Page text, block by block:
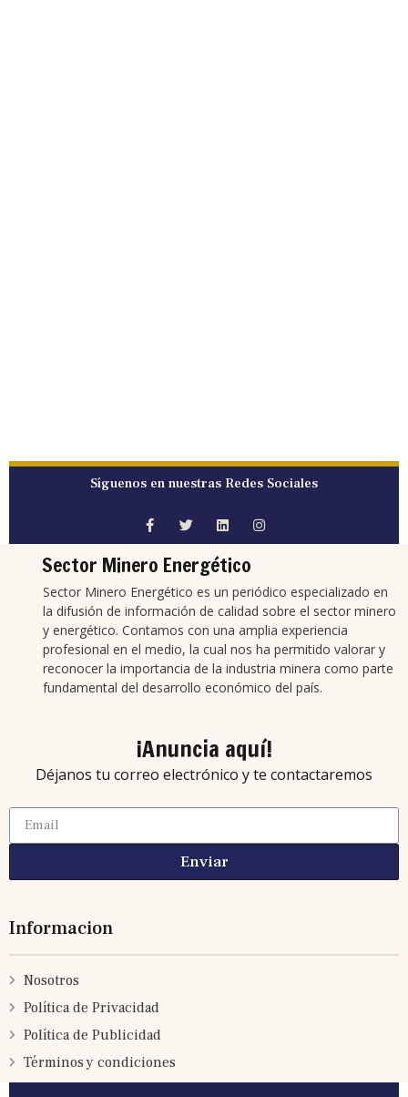
Síguenos en nuestras Redes Sociales
Sector Minero Energético
Sector Minero Energético es un periódico especializado en
la difusión de información de calidad sobre el sector minero
y energético. Contamos con una amplia experiencia
profesional en el medio, la cual nos ha permitido valorar y
reconocer la importancia de la industria minera como parte
fundamental del desarrollo económico del país.
¡Anuncia aquí!
Déjanos tu correo electrónico y te contactaremos
Enviar
Informacion
Nosotros
Política de Privacidad
Política de Publicidad
Términos y condiciones